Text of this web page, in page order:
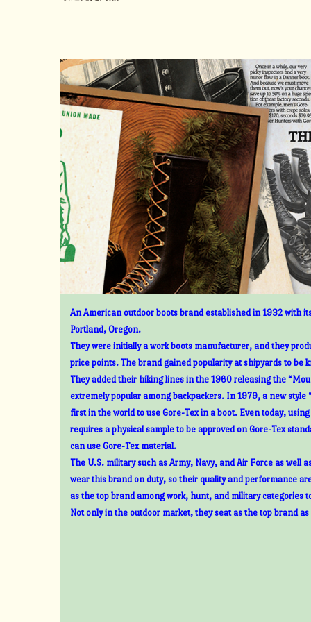
An American outdoor boots brand established in 1932 with
Portland, Oregon.
They were initially a work boots manufacturer, and they
price points. The brand gained popularity at shipyards to be
They added their hiking lines in the 1960 releasing the
extremely popular among backpackers. In 1979, a new style
first in the world to use Gore-Tex in a boot. Even today,
requires a physical sample to be approved on Gore-Tex
can use Gore-Tex material.
The U.S. military such as Army, Navy, and Air Force as well
wear this brand on duty, so their quality and performance
as the top brand among work, hunt, and military categories
Not only in the outdoor market, they seat as the top brand